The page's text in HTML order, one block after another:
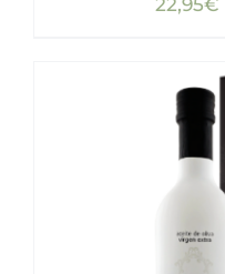
22,95€